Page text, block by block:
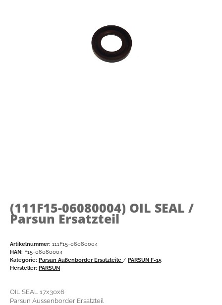
(111F15-06080004) OIL SEAL /
Parsun Ersatzteil
Artikelnummer: 111F15-06080004
HAN: F15-06080004
Kategorie: Parsun Außenborder Ersatzteile / PARSUN F-15
Hersteller: PARSUN
OIL SEAL 17x30x6
Parsun Aussenborder Ersatzteil